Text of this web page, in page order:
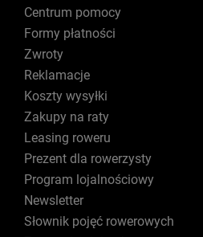
Centrum pomocy
Formy płatności
Zwroty
Reklamacje
Koszty wysyłki
Zakupy na raty
Leasing roweru
Prezent dla rowerzysty
Program lojalnościowy
Newsletter
Słownik pojęć rowerowych